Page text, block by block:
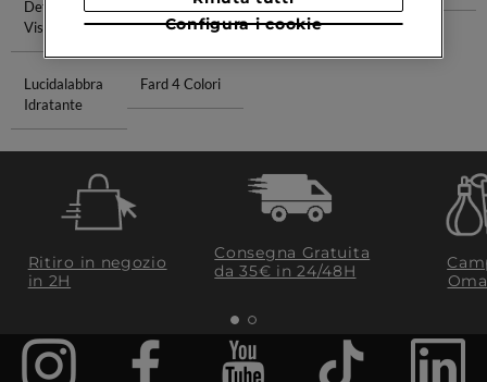
Detergente
Viso
Sensibili
Lucidalabbra
Idratante
Fard 4 Colori
Ritiro in negozio
in 2H
Consegna Gratuita
da 35€​ in 24/48H
Configura i cookie